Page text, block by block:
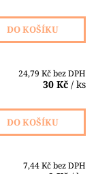
24,79 Kč bez DPH
30 Kč / ks
7,44 Kč bez DPH